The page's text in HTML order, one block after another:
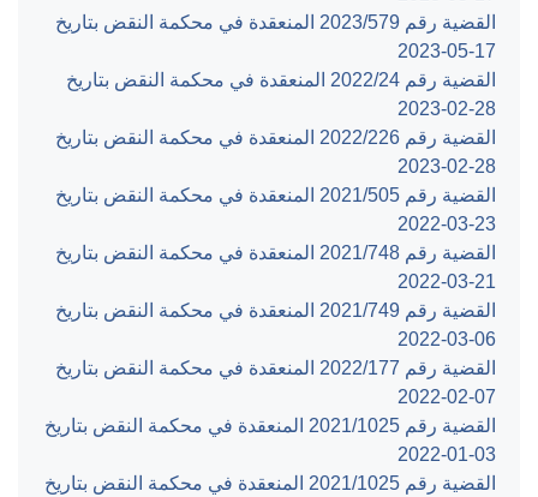
القضية رقم ‎579‏/‎2023‏ المنعقدة في محكمة النقض بتاريخ
‎2023-05-17‏
القضية رقم ‎24‏/‎2022‏ المنعقدة في محكمة النقض بتاريخ
‎2023-02-28‏
القضية رقم ‎226‏/‎2022‏ المنعقدة في محكمة النقض بتاريخ
‎2023-02-28‏
القضية رقم ‎505‏/‎2021‏ المنعقدة في محكمة النقض بتاريخ
‎2022-03-23‏
القضية رقم ‎748‏/‎2021‏ المنعقدة في محكمة النقض بتاريخ
‎2022-03-21‏
القضية رقم ‎749‏/‎2021‏ المنعقدة في محكمة النقض بتاريخ
‎2022-03-06‏
القضية رقم ‎177‏/‎2022‏ المنعقدة في محكمة النقض بتاريخ
‎2022-02-07‏
القضية رقم ‎1025‏/‎2021‏ المنعقدة في محكمة النقض بتاريخ
‎2022-01-03‏
القضية رقم ‎1025‏/‎2021‏ المنعقدة في محكمة النقض بتاريخ